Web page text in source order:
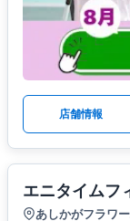
店舗情報
エニタイムフ
あしかがフラワ